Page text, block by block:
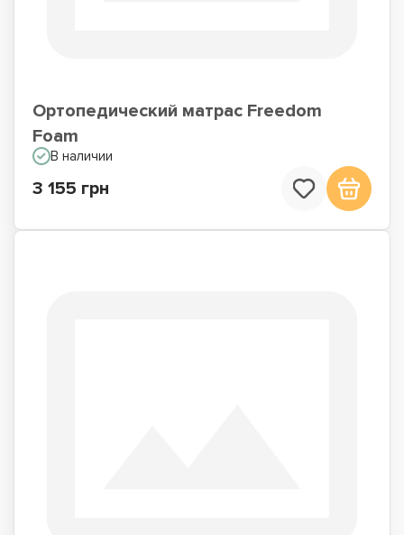
Ортопедический матрас Freedom
Foam
В наличии
3 155 грн